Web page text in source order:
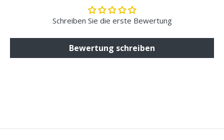
Schreiben Sie die erste Bewertung
Bewertung schreiben